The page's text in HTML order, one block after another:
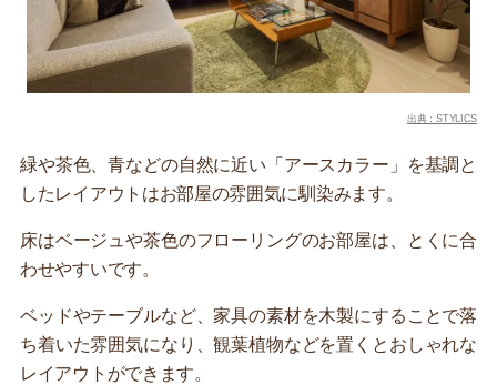
出典：STYLICS
緑や茶色、青などの自然に近い「アースカラー」を基調と
したレイアウトはお部屋の雰囲気に馴染みます。
床はベージュや茶色のフローリングのお部屋は、とくに合
わせやすいです。
ベッドやテーブルなど、家具の素材を木製にすることで落
ち着いた雰囲気になり、観葉植物などを置くとおしゃれな
レイアウトができます。